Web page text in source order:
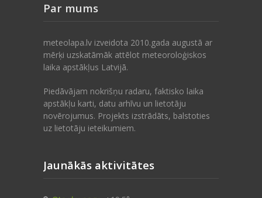
Par mums
meteolapa.lv izveidota 2010.gada augustā ar
mērķi uzskatāmāk attēlot meteoroloģiskos
laika apstākļus Latvijā.
Piedāvājam nokrišņu radaru, faktisko laika
apstākļu karti, datu arhīvu un lietotāju
novērojumus. Projekts izstrādāts, balstoties
uz lietotāju ieteikumiem.
Jaunākās aktivitātes